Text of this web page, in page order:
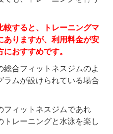
すると、トレーニングマ
ありますが、利用料金が安
おすすめです。
合フィットネスジムのよ
ラムが設けられている場合
フィットネスジムであれ
レーニングと水泳を楽し